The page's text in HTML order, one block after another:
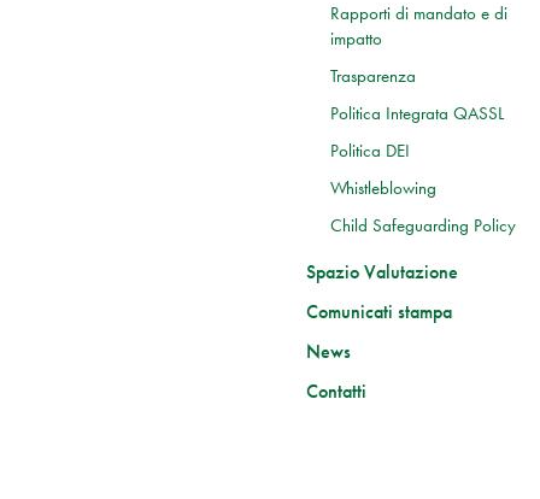
Rapporti di mandato e di
impatto
Trasparenza
Politica Integrata QASSL
Politica DEI
Whistleblowing
Child Safeguarding Policy
Spazio Valutazione
Comunicati stampa
News
Contatti